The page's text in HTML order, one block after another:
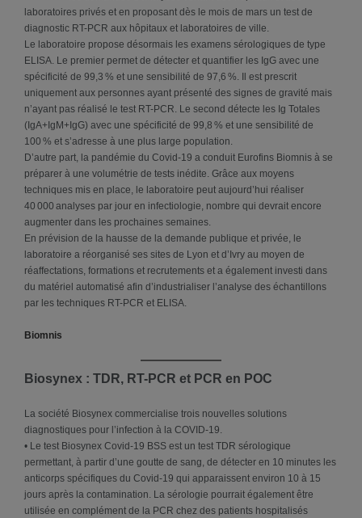
laboratoires privés et en proposant dès le mois de mars un test de
diagnostic RT-PCR aux hôpitaux et laboratoires de ville.
Le laboratoire propose désormais les examens sérologiques de type
ELISA. Le premier permet de détecter et quantifier les IgG avec une
spécificité de 99,3 % et une sensibilité de 97,6 %. Il est prescrit
uniquement aux personnes ayant présenté des signes de gravité mais
n’ayant pas réalisé le test RT-PCR. Le second détecte les Ig Totales
(IgA+IgM+IgG) avec une spécificité de 99,8 % et une sensibilité de
100 % et s’adresse à une plus large population.
D’autre part, la pandémie du Covid-19 a conduit Eurofins Biomnis à se
préparer à une volumétrie de tests inédite. Grâce aux moyens
techniques mis en place, le laboratoire peut aujourd’hui réaliser
40 000 analyses par jour en infectiologie, nombre qui devrait encore
augmenter dans les prochaines semaines.
En prévision de la hausse de la demande publique et privée, le
laboratoire a réorganisé ses sites de Lyon et d’Ivry au moyen de
réaffectations, formations et recrutements et a également investi dans
du matériel automatisé afin d’industrialiser l’analyse des échantillons
par les techniques RT-PCR et ELISA.
Biomnis
Biosynex : TDR, RT-PCR et PCR en POC
La société Biosynex commercialise trois nouvelles solutions
diagnostiques pour l’infection à la COVID-19.
• Le test Biosynex Covid-19 BSS est un test TDR sérologique
permettant, à partir d’une goutte de sang, de détecter en 10 minutes les
anticorps spécifiques du Covid-19 qui apparaissent environ 10 à 15
jours après la contamination. La sérologie pourrait également être
utilisée en complément de la PCR chez des patients hospitalisés